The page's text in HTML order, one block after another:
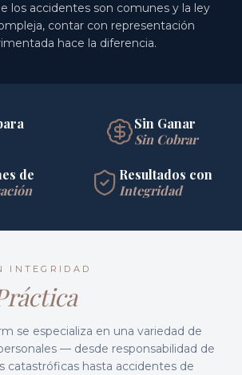
los accidentes son comunes y la ley
contar con representación
hace la diferencia.
Sin Ganar
Sin Cobrar
de
Resultados con
Integridad
INTEGRIDAD
se especializa en una variedad de
— desde responsabilidad de
catastróficas hasta accidentes de